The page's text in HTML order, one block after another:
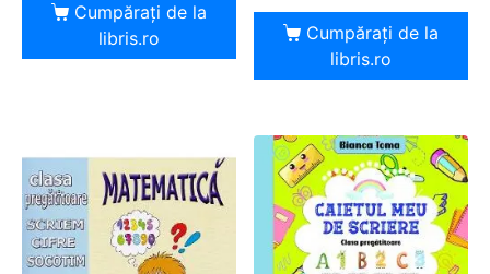
Cumpărați de la
libris.ro
Cumpărați de la
libris.ro